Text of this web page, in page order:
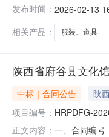
路街道办事处
发布时间： 2026-02-13
相关产品：
服装、道具
陕西省府谷县文化
中标｜合同公告 陕
项目编号： HRPDFG-
正文内容： 一、合同编号